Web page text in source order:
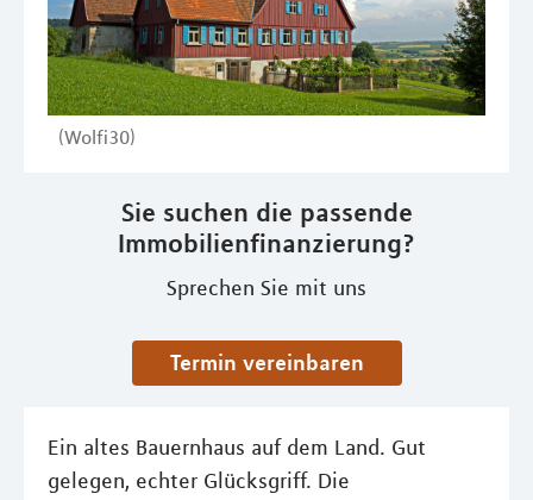
(Wolfi30)
Sie suchen die passende
Immobilienfinanzierung?
Sprechen Sie mit uns
Termin vereinbaren
Ein altes Bauernhaus auf dem Land. Gut
gelegen, echter Glücksgriff. Die